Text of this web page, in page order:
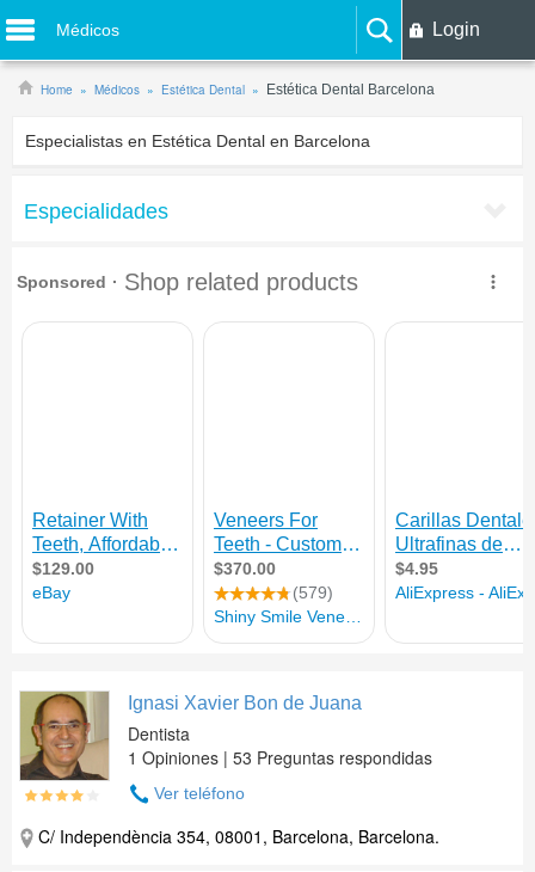
Médicos Login
Home Médicos Estética Dental Estética Dental Barcelona
Especialistas en Estética Dental en Barcelona
Especialidades
Ignasi Xavier Bon de Juana
Dentista
1 Opiniones | 53 Preguntas respondidas
Ver teléfono
C/ Independència 354, 08001, Barcelona, Barcelona.